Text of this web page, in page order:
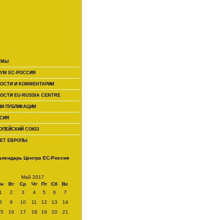
МЫ
ЕС-РОССИЯ
И КОММЕНТАРИИ
EU-RUSSIA CENTRE
ПУБЛИКАЦИИ
СОЮЗ
ЕВРОПЫ
Центра ЕС-Россия
Май 2017
Вт Ср Чт Пт Сб
Вс
2 3 4 5 6
7
9 10 11 12 13
14
16 17 18 19 20
21